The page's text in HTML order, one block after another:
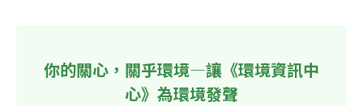
你的關心，關乎環境—讓《環境資訊中
心》為環境發聲